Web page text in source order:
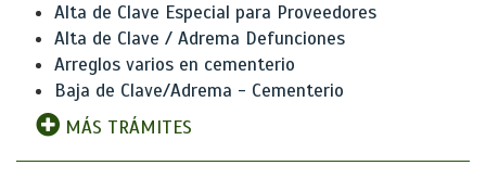
Alta de Clave Especial para Proveedores
Alta de Clave / Adrema Defunciones
Arreglos varios en cementerio
Baja de Clave/Adrema - Cementerio
MÁS TRÁMITES